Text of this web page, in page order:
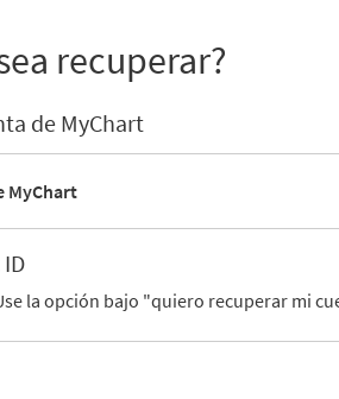
recuperar?
de MyChart
MyChart
la opción bajo "quiero recuperar mi